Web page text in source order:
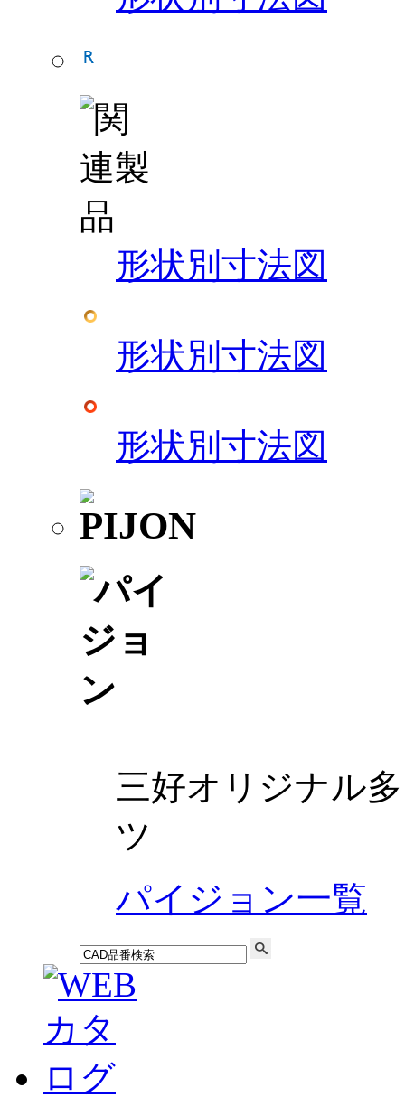
形状別寸法図
形状別寸法図
形状別寸法図
三好オリジナル
ツ
パイジョン一覧